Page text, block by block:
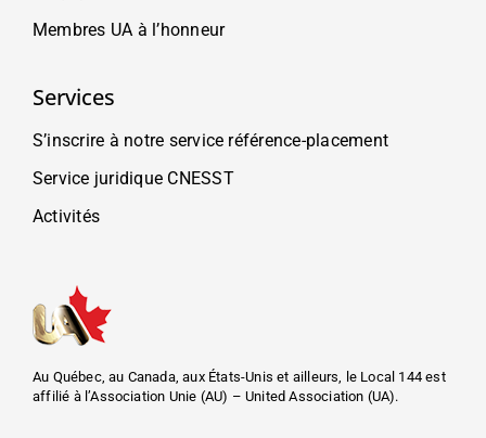
Membres UA à l’honneur
Services
S’inscrire à notre service référence-placement
Service juridique CNESST
Activités
Au Québec, au Canada, aux États-Unis et ailleurs, le Local 144 est
affilié à l’Association Unie (AU) – United Association (UA).